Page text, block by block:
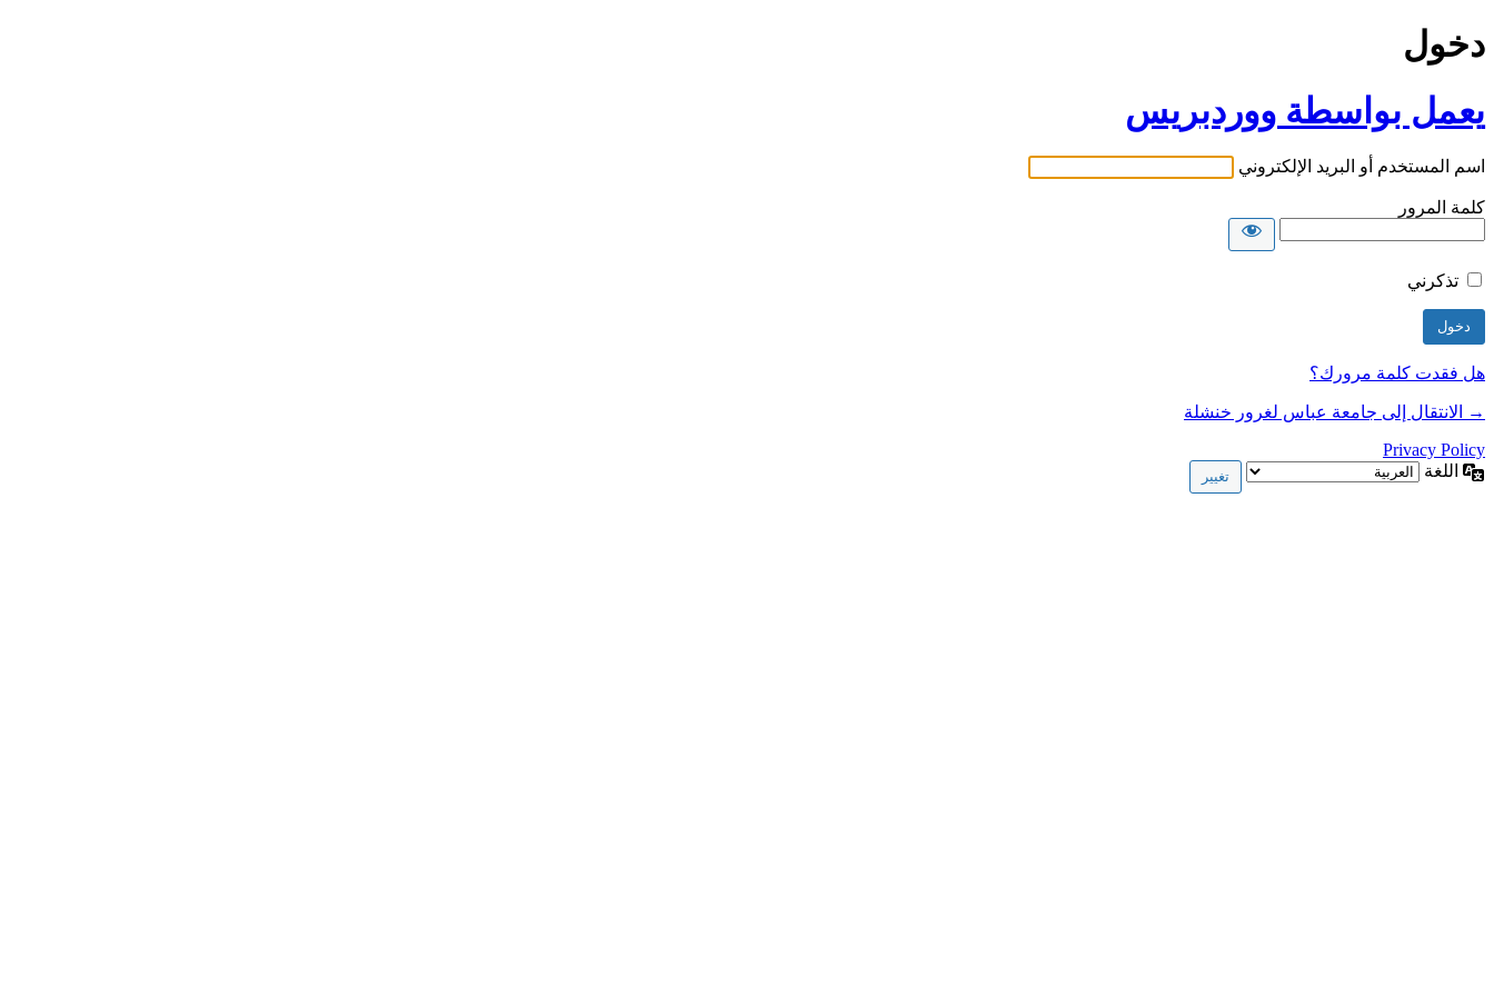
دخول
يعمل بواسطة ووردبريس
اسم المستخدم أو البريد الإلكتروني
كلمة المرور
تذكرني
هل فقدت كلمة مرورك؟
→ الانتقال إلى جامعة عباس لغرور خنشلة
Privacy Policy
اللغة